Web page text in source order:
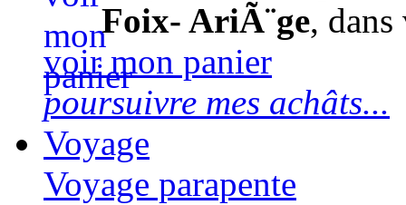
Foix- AriÃ¨ge,
voir mon panier
poursuivre mes achâts...
Voyage
Voyage parapente